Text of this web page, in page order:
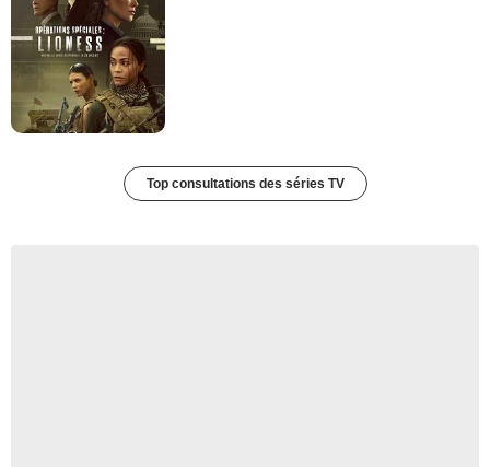
Top consultations des séries TV